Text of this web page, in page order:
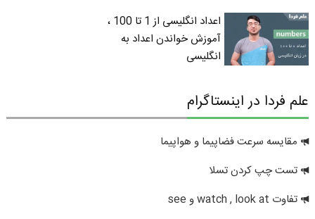
اعداد انگلیسی از 1 تا 100 ،
آموزش خواندن اعداد به
انگلیسی
علم فردا در اینستاگرام
مقایسه سرعت فضاپیما و هواپیما
تست چپ کردن تسلا
تفاوت watch , look at و see